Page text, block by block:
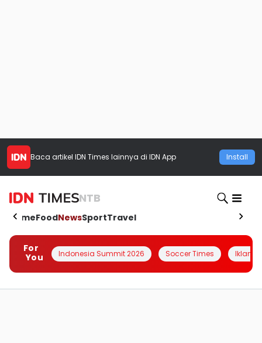
Baca artikel IDN Times lainnya di IDN App Install
NTB
HomeFoodNewsSportTravel
For
You
Indonesia Summit 2026 Soccer Times Iklanin